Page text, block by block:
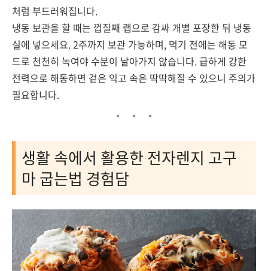
처럼 부드러워집니다.
냉동 보관을 할 때는 껍질째 랩으로 감싸 개별 포장한 뒤 냉동
실에 넣으세요. 2주까지 보관 가능하며, 먹기 전에는 해동 모
드로 천천히 녹여야 수분이 날아가지 않습니다. 급하게 강한
전력으로 해동하면 겉은 익고 속은 딱딱해질 수 있으니 주의가
필요합니다.
생활 속에서 활용한 전자렌지 고구
마 굽는법 경험담